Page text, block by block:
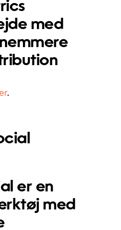
med
.
er en
med